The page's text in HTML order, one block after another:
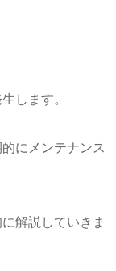
します。
にメンテナンス
解説していきま